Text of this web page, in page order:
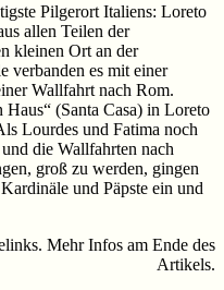
Pilgerort Italiens: Loreto
allen Teilen der
kleinen Ort an der
verbanden es mit einer
Wallfahrt nach Rom.
(Santa Casa) in Loreto
Lourdes und Fatima noch
die Wallfahrten nach
groß zu werden, gingen
und Päpste ein und
Mehr Infos am Ende des
Artikels.